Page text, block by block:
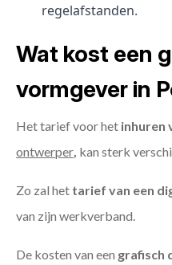
regelafstanden.
Wat kost een
vormgever in
Het tarief voor het inhuren
ontwerper kan sterk
Zo zal het tarief van een
van zijn werkverband.
De kosten van een grafisch